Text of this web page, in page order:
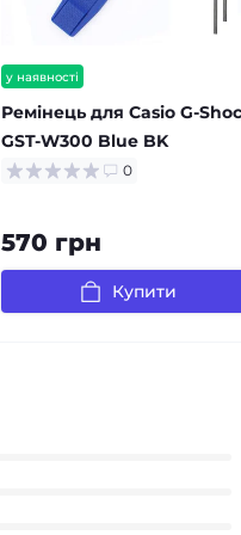
у наявності
Ремінець для Casio G-
GST-W300 Blue BK
0
570 грн
Купити